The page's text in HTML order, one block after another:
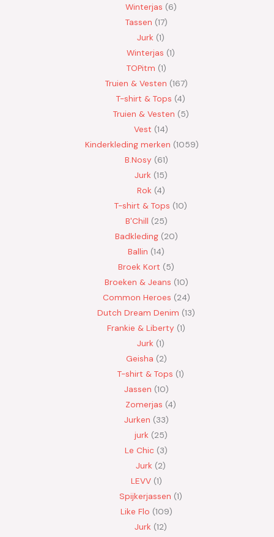
Winterjas 6
Tassen 17
Jurk 1
Winterjas 1
TOPitm 1
Truien & Vesten 167
T-shirt & Tops 4
Truien & Vesten 5
Vest 14
Kinderkleding merken 1059
B.Nosy 61
Jurk 15
Rok 4
T-shirt & Tops 10
B'Chill 25
Badkleding 20
Ballin 14
Broek Kort 5
Broeken & Jeans 10
Common Heroes 24
Dutch Dream Denim 13
Frankie & Liberty 1
Jurk 1
Geisha 2
T-shirt & Tops 1
Jassen 10
Zomerjas 4
Jurken 33
jurk 25
Le Chic 3
Jurk 2
LEVV 1
Spijkerjassen 1
Like Flo 109
Jurk 12